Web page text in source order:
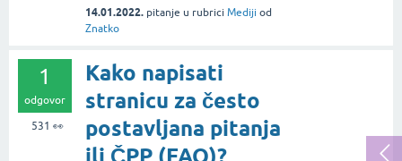
14.01.2022. pitanje u rubrici Mediji od
Znatko
1
odgovor
531 👀
Kako napisati
stranicu za često
postavljana pitanja